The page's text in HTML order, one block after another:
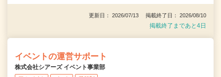
更新日： 2026/07/13 掲載終了日： 2026/08/10
掲載終了まであと4日
イベントの運営サポート
株式会社シアーズ イベント事業部